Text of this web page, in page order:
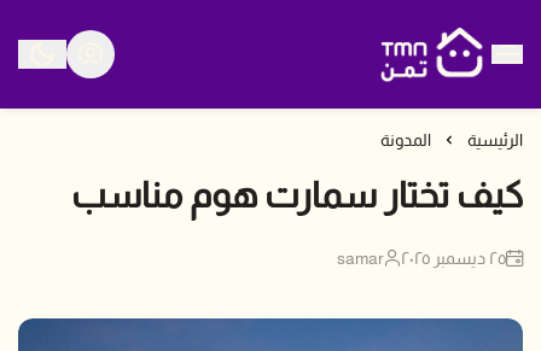
متجر تمن
الرئيسية المدونة
كيف تختار سمارت هوم مناسب
٢٥ ديسمبر ٢٠٢٥ samar